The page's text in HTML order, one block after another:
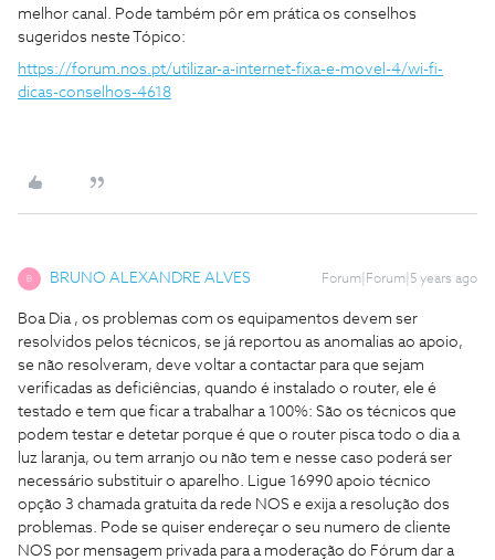
melhor canal. Pode também pôr em prática os conselhos
sugeridos neste Tópico:
https://forum.nos.pt/utilizar-a-internet-fixa-e-movel-4/wi-fi-
dicas-conselhos-4618
B BRUNO ALEXANDRE ALVES Forum|Forum|5 years ago
Boa Dia , os problemas com os equipamentos devem ser
resolvidos pelos técnicos, se já reportou as anomalias ao apoio,
se não resolveram, deve voltar a contactar para que sejam
verificadas as deficiências, quando é instalado o router, ele é
testado e tem que ficar a trabalhar a 100%: São os técnicos que
podem testar e detetar porque é que o router pisca todo o dia a
luz laranja, ou tem arranjo ou não tem e nesse caso poderá ser
necessário substituir o aparelho. Ligue 16990 apoio técnico
opção 3 chamada gratuita da rede NOS e exija a resolução dos
problemas. Pode se quiser endereçar o seu numero de cliente
NOS por mensagem privada para a moderação do Fórum dar a